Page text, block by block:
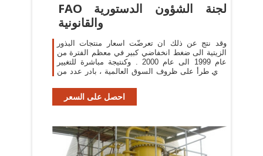
FAO لجنة الشؤون الدستورية
والقانونية
وقد نتج عن ذلك ان تعرضّت اسعار منتجات البذور
الزيتية الى ضغط انخفاضي كبير في معظم الفترة من
عام 1999 الى عام 2000 . وكنتيجة مباشرة للتغيير
الذي طرأ على ظروف السوق العالمية ، بادر عدد من
احصل على السعر